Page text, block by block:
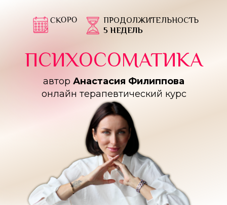
автор Анастасия Филиппова
онлайн терапевтический курс
ПСИХОСОМАТИКА
СКОРО
ПРОДОЛЖИТЕЛЬНОСТЬ
5 НЕДЕЛЬ